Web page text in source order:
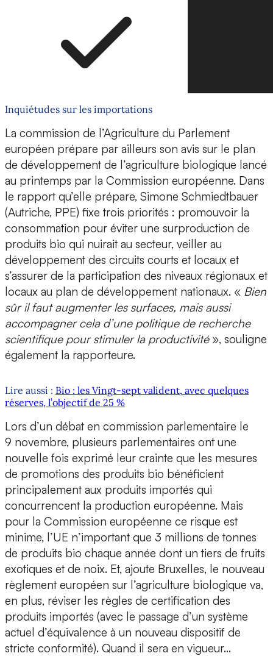
Inquiétudes sur les importations
La commission de l’Agriculture du Parlement
européen prépare par ailleurs son avis sur le plan
de développement de l’agriculture biologique lancé
au printemps par la Commission européenne. Dans
le rapport qu’elle prépare, Simone Schmiedtbauer
(Autriche, PPE) fixe trois priorités : promouvoir la
consommation pour éviter une surproduction de
produits bio qui nuirait au secteur, veiller au
développement des circuits courts et locaux et
s’assurer de la participation des niveaux régionaux et
locaux au plan de développement nationaux. « Bien
sûr il faut augmenter les surfaces, mais aussi
accompagner cela d’une politique de recherche
scientifique pour stimuler la productivité », souligne
également la rapporteure.
Lire aussi : Bio : les Vingt-sept valident, avec quelques
réserves, l’objectif de 25 %
Lors d’un débat en commission parlementaire le
9 novembre, plusieurs parlementaires ont une
nouvelle fois exprimé leur crainte que les mesures
de promotions des produits bio bénéficient
principalement aux produits importés qui
concurrencent la production européenne. Mais
pour la Commission européenne ce risque est
minime, l’UE n’important que 3 millions de tonnes
de produits bio chaque année dont un tiers de fruits
exotiques et de noix. Et, ajoute Bruxelles, le nouveau
règlement européen sur l’agriculture biologique va,
en plus, réviser les règles de certification des
produits importés (avec le passage d’un système
actuel d’équivalence à un nouveau dispositif de
stricte conformité). Quand il sera en vigueur…